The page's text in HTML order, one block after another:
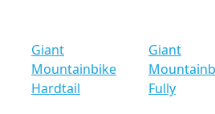
Giant
Mountainbike
Hardtail
Giant
Fully